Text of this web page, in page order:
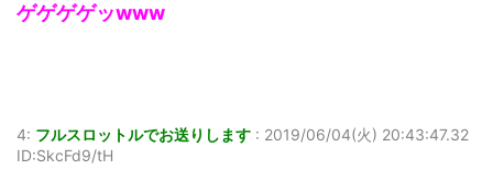
ゲゲゲゲッwww
4: フルスロットルでお送りします : 2019/06/04(火) 20:43:47.32
ID:SkcFd9/tH